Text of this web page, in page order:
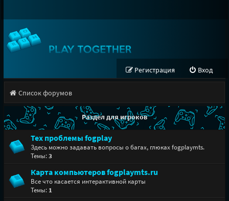
Вход
Регистрация
Список форумов
Раздел для игроков
Тех проблемы fogplay
Здесь можно задавать вопросы о багах, глюках fogplaymts.
Темы:3
Карта компьютеров fogplaymts.ru
Все что касается интерактивной карты
Темы: 1